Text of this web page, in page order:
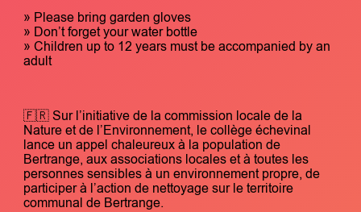
» Please bring garden gloves
» Don’t forget your water bottle
» Children up to 12 years must be accompanied by an
adult
🇫🇷 Sur l’initiative de la commission locale de la
Nature et de l’Environnement, le collège échevinal
lance un appel chaleureux à la population de
Bertrange, aux associations locales et à toutes les
personnes sensibles à un environnement propre, de
participer à l’action de nettoyage sur le territoire
communal de Bertrange.